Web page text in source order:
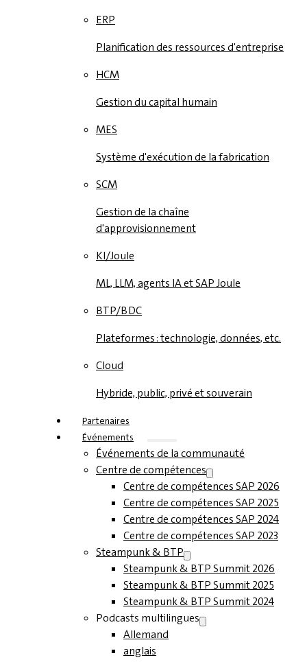
ERP
Planification des ressources d'entreprise
HCM
Gestion du capital humain
MES
Système d'exécution de la fabrication
SCM
Gestion de la chaîne
d'approvisionnement
KI/Joule
ML, LLM, agents IA et SAP Joule
BTP/BDC
Plateformes : technologie, données, etc.
Cloud
Hybride, public, privé et souverain
Partenaires
Événements
Événements de la communauté
Centre de compétences
Centre de compétences SAP 2026
Centre de compétences SAP 2025
Centre de compétences SAP 2024
Centre de compétences SAP 2023
Steampunk & BTP
Steampunk & BTP Summit 2026
Steampunk & BTP Summit 2025
Steampunk & BTP Summit 2024
Podcasts multilingues
Allemand
anglais